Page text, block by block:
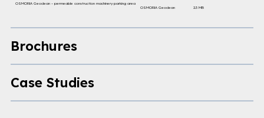
OSMORIA Geoclean – permeable construction machinery parking area
OSMORIA Geoclean
2.3 MB
Brochures
Case Studies